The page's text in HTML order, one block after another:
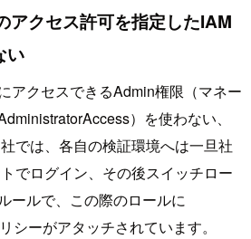
アクセス許可を指定したIAM
い
アクセスできるAdmin権限（マネー
）を使わない、
では、各自の検証環境へは一旦社
でログイン、その後スイッチロー
ールで、この際のロールに
シーがアタッチされています。